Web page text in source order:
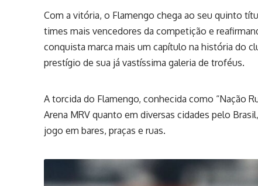
Com a vitória, o Flamengo chega ao seu quinto
times mais vencedores da competição e
conquista marca mais um capítulo na história do
prestígio de sua já vastíssima galeria de troféus.
A torcida do Flamengo, conhecida como “Nação
Arena MRV quanto em diversas cidades pelo
jogo em bares, praças e ruas.